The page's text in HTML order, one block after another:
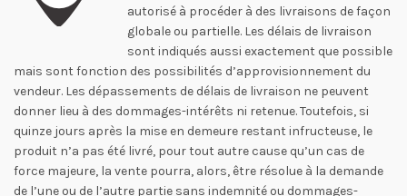
autorisé à procéder à des livraisons de façon
globale ou partielle. Les délais de livraison
sont indiqués aussi exactement que possible
mais sont fonction des possibilités d’approvisionnement du
vendeur. Les dépassements de délais de livraison ne peuvent
donner lieu à des dommages-intérêts ni retenue. Toutefois, si
quinze jours après la mise en demeure restant infructeuse, le
produit n’a pas été livré, pour tout autre cause qu’un cas de
force majeure, la vente pourra, alors, être résolue à la demande
de l’une ou de l’autre partie sans indemnité ou dommages-